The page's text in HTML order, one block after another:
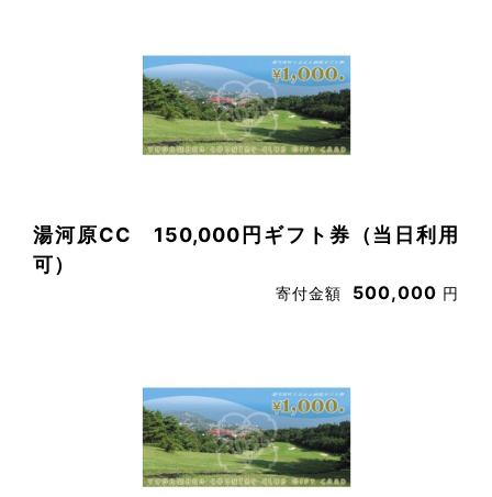
湯河原CC 150,000円ギフト券（当日利用
可）
寄付金額 500,000 円